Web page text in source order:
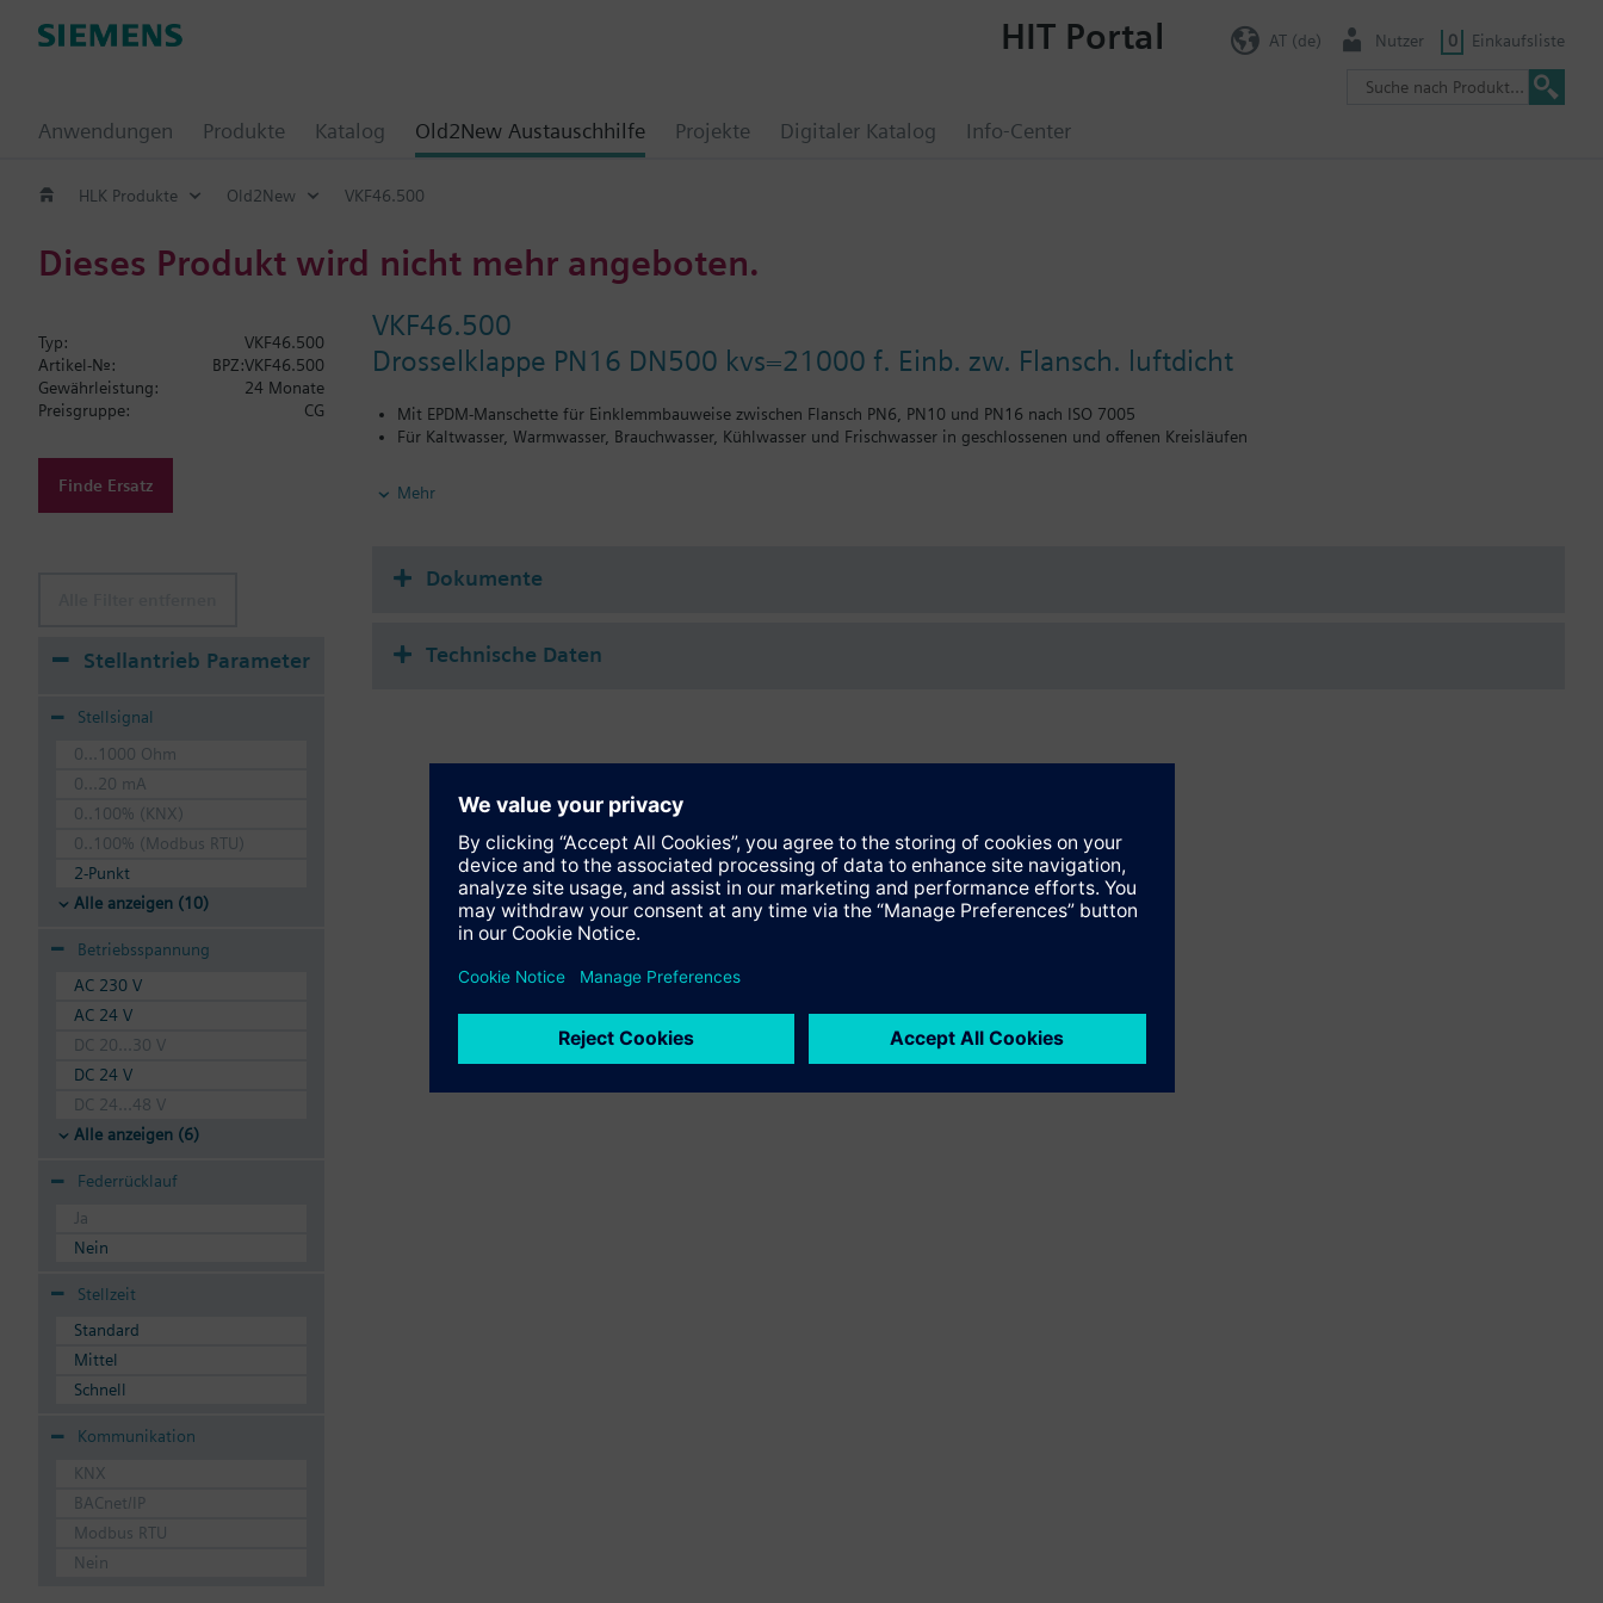
Anwendungen Produkte Katalog Old2New Austauschhilfe Projekte Digitaler Katalog Info-Center
HIT Portal AT (de) Nutzer 0 Einkaufsliste
HLK Produkte Old2New VKF46.500
Dieses Produkt wird nicht mehr angeboten.
VKF46.500
Drosselklappe PN16 DN500 kvs=21000 f. Einb. zw. Flansch. luftdicht
Mit EPDM-Manschette für Einklemmbauweise zwischen Flansch PN6, PN10 und PN16 nach ISO 7005
Für Kaltwasser, Warmwasser, Brauchwasser, Kühlwasser und Frischwasser in geschlossenen und offenen Kreisläufen
Weitere Informationen
Nur PN16
Mehr
Typ:
VKF46.500
Artikel-Nr.:
BPZ:VKF46.500
Gewährleistung:
24 Monate
Preisgruppe:
CG
Finde Ersatz
Stellantrieb Parameter
Stellsignal
0...1000 Ohm
0...20 mA
0..100% (KNX)
0..100% (Modbus RTU)
2-Punkt
Alle anzeigen (10)
Betriebsspannung
AC 230 V
AC 24 V
DC 20...30 V
DC 24 V
DC 24...48 V
Alle anzeigen (6)
Federrücklauf
Ja
Nein
Stellzeit
Standard
Mittel
Schnell
Kommunikation
KNX
BACnet/IP
Modbus RTU
Nein
Dokumente
Technische Daten